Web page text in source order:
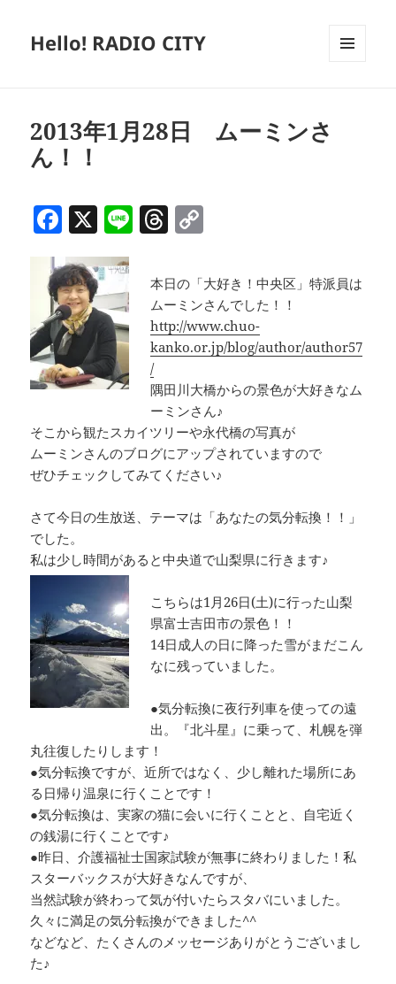
Hello! RADIO CITY
2013年1月28日 ムーミンさ
ん！！
F
a
c
e
b
o
o
k
X Li T
re
a
d
s
p
y
Li
n
k
本日の「大好き！中央区」特派員は
ムーミンさんでした！！
http://www.chuo-
kanko.or.jp/blog/author/author57
/
隅田川大橋からの景色が大好きなム
ーミンさん♪
そこから観たスカイツリーや永代橋の写真が
ムーミンさんのブログにアップされていますので
ぜひチェックしてみてください♪
さて今日の生放送、テーマは「あなたの気分転換！！」
でした。
私は少し時間があると中央道で山梨県に行きます♪
こちらは1月26日(土)に行った山梨
県富士吉田市の景色！！
14日成人の日に降った雪がまだこん
なに残っていました。
●気分転換に夜行列車を使っての遠
出。『北斗星』に乗って、札幌を弾
丸往復したりします！
●気分転換ですが、近所ではなく、少し離れた場所にあ
る日帰り温泉に行くことです！
●気分転換は、実家の猫に会いに行くことと、自宅近く
の銭湯に行くことです♪
●昨日、介護福祉士国家試験が無事に終わりました！私
スターバックスが大好きなんですが、
当然試験が終わって気が付いたらスタバにいました。
久々に満足の気分転換ができました^^
などなど、たくさんのメッセージありがとうございまし
た♪